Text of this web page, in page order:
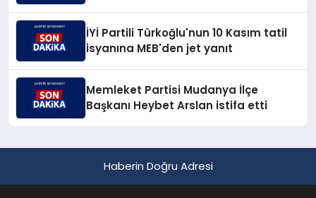
İYİ Partili Türkoğlu'nun 10 Kasım tatil
isyanına MEB'den jet yanıt
Memleket Partisi Mudanya İlçe
Başkanı Heybet Arslan istifa etti
Haberin Doğru Adresi